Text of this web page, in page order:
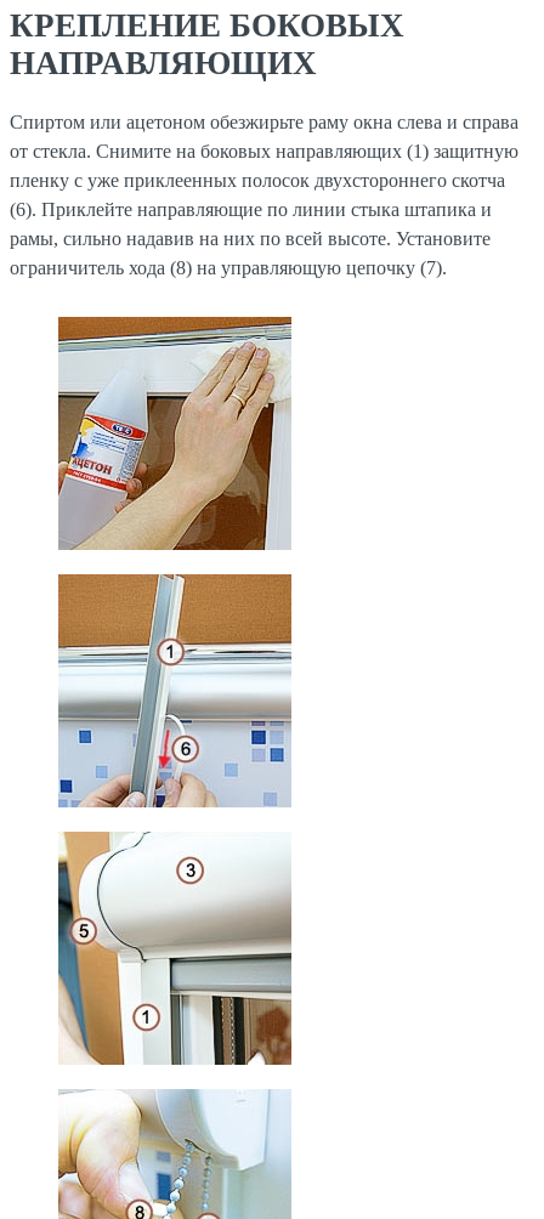
КРЕПЛЕНИЕ БОКОВЫХ
НАПРАВЛЯЮЩИХ
Спиртом или ацетоном обезжирьте раму окна слева и справа
от стекла. Снимите на боковых направляющих (1) защитную
пленку с уже приклеенных полосок двухстороннего скотча
(6). Приклейте направляющие по линии стыка штапика и
рамы, сильно надавив на них по всей высоте. Установите
ограничитель хода (8) на управляющую цепочку (7).